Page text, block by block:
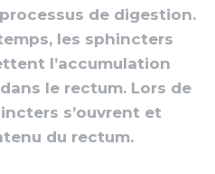
de digestion.
les sphincters
l’accumulation
le rectum. Lors de
s’ouvrent et
du rectum.